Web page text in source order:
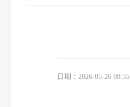
日期：2026-05-26 08:55